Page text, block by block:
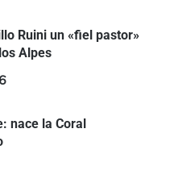
Ruini un «fiel pastor»
Alpes
nace la Coral